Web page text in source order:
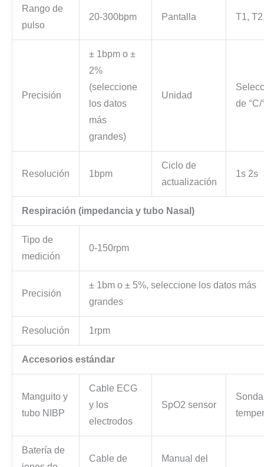
Rango de
pulso
20-300bpm Pantalla T1,
Precisión
± 1bpm o ±
2%
(seleccione
los datos
más
grandes)
Unidad
de °C/
Resolución 1bpm
Ciclo de
actualización
1s 2s
Respiración (impedancia y tubo Nasal)
Tipo de
medición
0-150rpm
Precisión
± 1bm o ± 5%, seleccione los datos más
grandes
Resolución 1rpm
Accesorios estándar
Manguito y
tubo NIBP
Cable ECG
y los
electrodos
SpO2 sensor
Batería de
Cable de Manual del